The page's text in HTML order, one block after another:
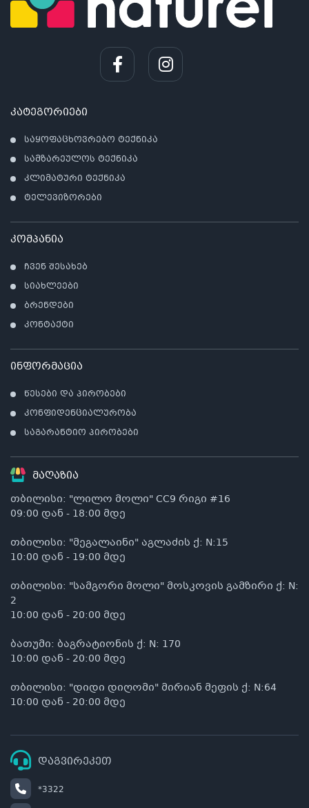
კატეგორიები
საყოფაცხოვრებო ტექნიკა
სამზარეულოს ტექნიკა
კლიმატური ტექნიკა
ტელევიზორები
კომპანია
ჩვენ შესახებ
სიახლეები
ბრენდები
კონტაქტი
ინფორმაცია
წესები და პირობები
კონფიდენციალურობა
საგარანტიო პირობები
მაღაზია
თბილისი: "ლილო მოლი" CC9 რიგი #16
09:00 დან - 18:00 მდე
თბილისი: "მეგალაინი" აგლაძის ქ: N:15
10:00 დან - 19:00 მდე
თბილისი: "სამგორი მოლი" მოსკოვის გამზირი ქ: N:
2
10:00 დან - 20:00 მდე
ბათუმი: ბაგრატიონის ქ: N: 170
10:00 დან - 20:00 მდე
თბილისი: "დიდი დიღომი" მირიან მეფის ქ: N:64
10:00 დან - 20:00 მდე
დაგვირეკეთ
*3322